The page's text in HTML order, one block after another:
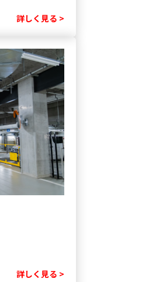
詳しく見る >
詳しく見る >